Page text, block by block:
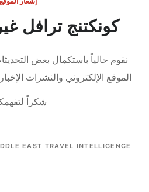
كونكتنج ترافل
نقوم حالياً باستكمال بعض
الموقع الإلكتروني والنشرات
شكراً
EAST TRAVEL INTELLIGENCE